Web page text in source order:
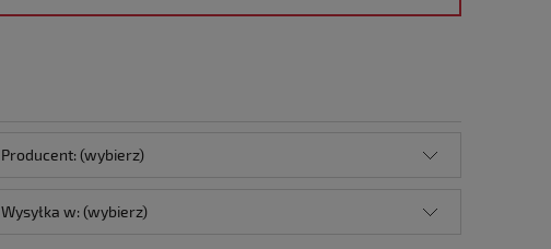
Producent: (wybierz)
Wysyłka w: (wybierz)